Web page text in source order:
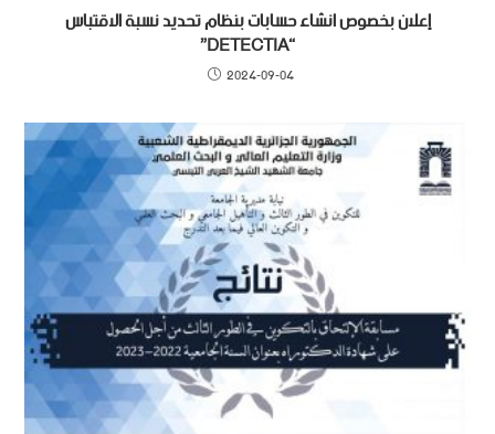
إعلان بخصوص انشاء حسابات بنظام تحديد نسبة الاقتباس
“DETECTIA”
2024-09-04